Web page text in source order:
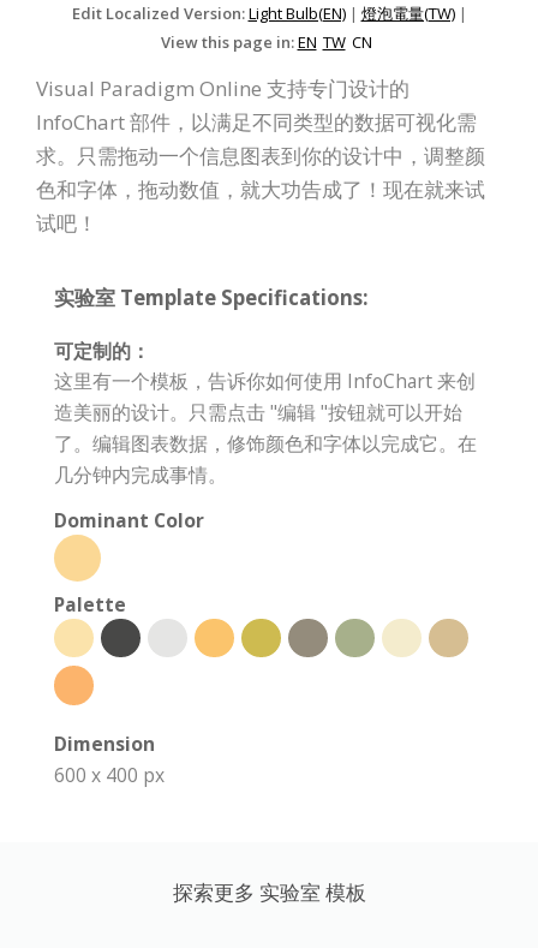
Edit Localized Version:Light Bulb(EN)| 燈泡電量(TW)|
View this page in:EN TW CN
Visual Paradigm Online 支持专门设计的
InfoChart 部件，以满足不同类型的数据可视化需
求。只需拖动一个信息图表到你的设计中，调整颜
色和字体，拖动数值，就大功告成了！现在就来试
试吧！
实验室 Template Specifications:
可定制的：
这里有一个模板，告诉你如何使用 InfoChart 来创
造美丽的设计。只需点击 "编辑 "按钮就可以开始
了。编辑图表数据，修饰颜色和字体以完成它。在
几分钟内完成事情。
Dominant Color
Palette
Dimension
600 x 400 px
探索更多 实验室 模板